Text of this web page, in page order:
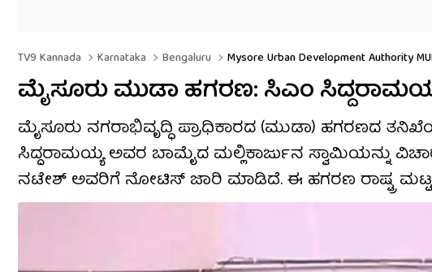
TV9 Kannada Karnataka Bengaluru Mysore Urban Development Authority
ಮೈಸೂರು ಮುಡಾ ಹಗರಣ: ಸಿಎಂ
ಮೈಸೂರು ನಗರಾಭಿವೃದ್ಧಿ ಪ್ರಾಧಿಕಾರದ (ಮುಡಾ) ಹಗರಣದ
ಸಿದ್ದರಾಮಯ್ಯ ಅವರ ಬಾಮೈದ ಮಲ್ಲಿಕಾರ್ಜುನ ಸ್ವಾಮಿಯನ್ನು
ನಟೇಶ್ ಅವರಿಗೆ ನೋಟಿಸ್ ಜಾರಿ ಮಾಡಿದೆ. ಈ ಹಗರಣ ರಾಷ್ಟ್ರ